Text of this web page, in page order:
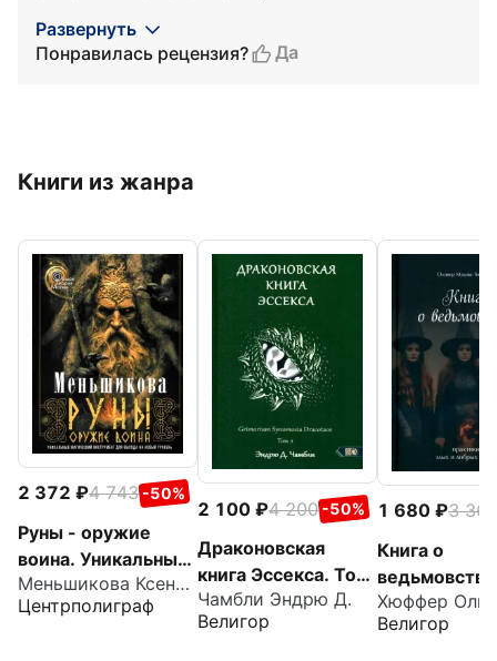
Развернуть
Понравилась рецензия?
Да
Книги из жанра
2 372 4 743 -50%
Руны - оружие
воина. Уникальный
магический
инструмент для
Меньшикова Ксения Евгеньевна
Центрполиграф
2 100 4 200 -50%
Драконовская
книга Эссекса. Том
2
Чамбли Эндрю Д.
Велигор
1 680
3 360
Книга о
Практики
добрых
Велигор